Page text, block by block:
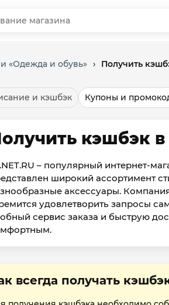
«Одежда и обувь» › Получить
и кэшбэк Купоны и
кэшбэк в
– популярный интернет-
широкий ассортимент
аксессуары.
удовлетворить запросы
сервис заказа и быструю
всегда получать